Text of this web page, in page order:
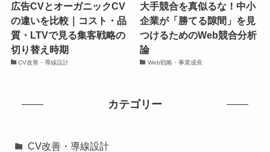
広告CVとオーガニックCV
の違いを比較｜コスト・品
質・LTVで見る集客戦略の
切り替え時期
CV改善・導線設計
大手競合を真似るな！中小
企業が「勝てる隙間」を見
つけるためのWeb競合分析
論
Web戦略・事業成長
カテゴリー
CV改善・導線設計